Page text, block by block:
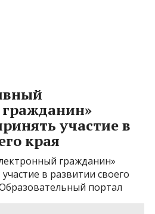
участие в
края
гражданин»
в развитии своего
Образовательный портал